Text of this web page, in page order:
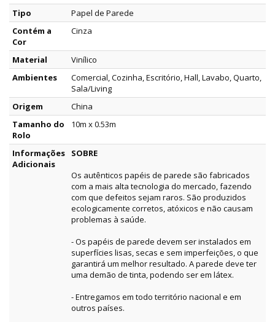
Tipo
Papel de Parede
Contém a
Cor
Cinza
Material
Vinílico
Ambientes
Comercial, Cozinha, Escritório, Hall, Lavabo, Quarto,
Sala/Living
Origem
China
Tamanho do
Rolo
10m x 0.53m
Informações
Adicionais
SOBRE
Os autênticos papéis de parede são fabricados
com a mais alta tecnologia do mercado, fazendo
com que defeitos sejam raros. São produzidos
ecologicamente corretos, atóxicos e não causam
problemas à saúde.
- Os papéis de parede devem ser instalados em
superfícies lisas, secas e sem imperfeições, o que
garantirá um melhor resultado. A parede deve ter
uma demão de tinta, podendo ser em látex.
- Entregamos em todo território nacional e em
outros países.